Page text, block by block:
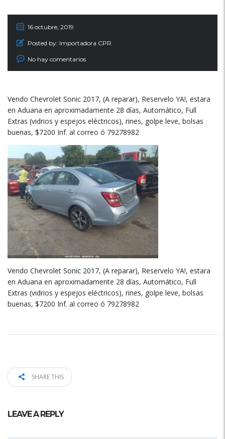
16 octubre, 2019
Posted by: Importadora CPR
No hay comentarios
Vendo Chevrolet Sonic 2017, (A reparar), Reservelo YA!, estara
en Aduana en aproximadamente 28 días, Automático, Full
Extras (vidrios y espejos eléctricos), rines, golpe leve, bolsas
buenas, $7200 Inf. al correo ó 79278982
Vendo Chevrolet Sonic 2017, (A reparar), Reservelo YA!, estara
en Aduana en aproximadamente 28 días, Automático, Full
Extras (vidrios y espejos eléctricos), rines, golpe leve, bolsas
buenas, $7200 Inf. al correo ó 79278982
SHARE THIS
LEAVE A REPLY